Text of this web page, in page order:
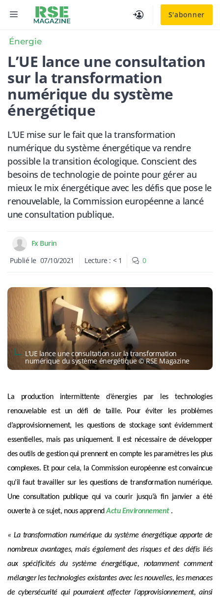
S'abonner
MENU
Énergie
L’UE lance une consultation
sur la transformation
numérique du système
énergétique
L’UE mise sur le fait que la transformation
numérique du système énergétique va rendre
possible la transition écologique. Conscient des
besoins de technologie de pointe pour gérer au
mieux le mix énergétique avec les défis que pose le
renouvelable, la Commission européenne a lancé
une consultation publique.
Fx Burin
Publié le 07/10/2021 Lecture : < 1 0
L’UE lance une consultation sur la transformation
numérique du système énergétique © RSE Magazine
La production intermittente d’énergies par les technologies
renouvelable est un défi de taille. Pour éviter les problèmes
d’approvisionnement, les questions de stockage sont évidemment
essentielles, mais pas uniquement. Il est nécessaire de développer
des outils de gestion qui prennent en compte les paramètres les plus
complexes. Et pour cela, la Commission européenne est convaincue
qu’il faut travailler sur les questions de transformation numérique.
Une consultation publique qui va courir jusqu’à fin janvier a été
ouverte à ce sujet, nous apprendActu Environnement .
« La transformation numérique du système énergétique apporte de
nombreux avantages, mais également des risques et des défis liés
aux spécificités du système énergétique, notamment comment
mélanger les technologies existantes avec les nouvelles, les menaces
de cybersécurité qui pourraient affecter l’approvisionnement, ainsi